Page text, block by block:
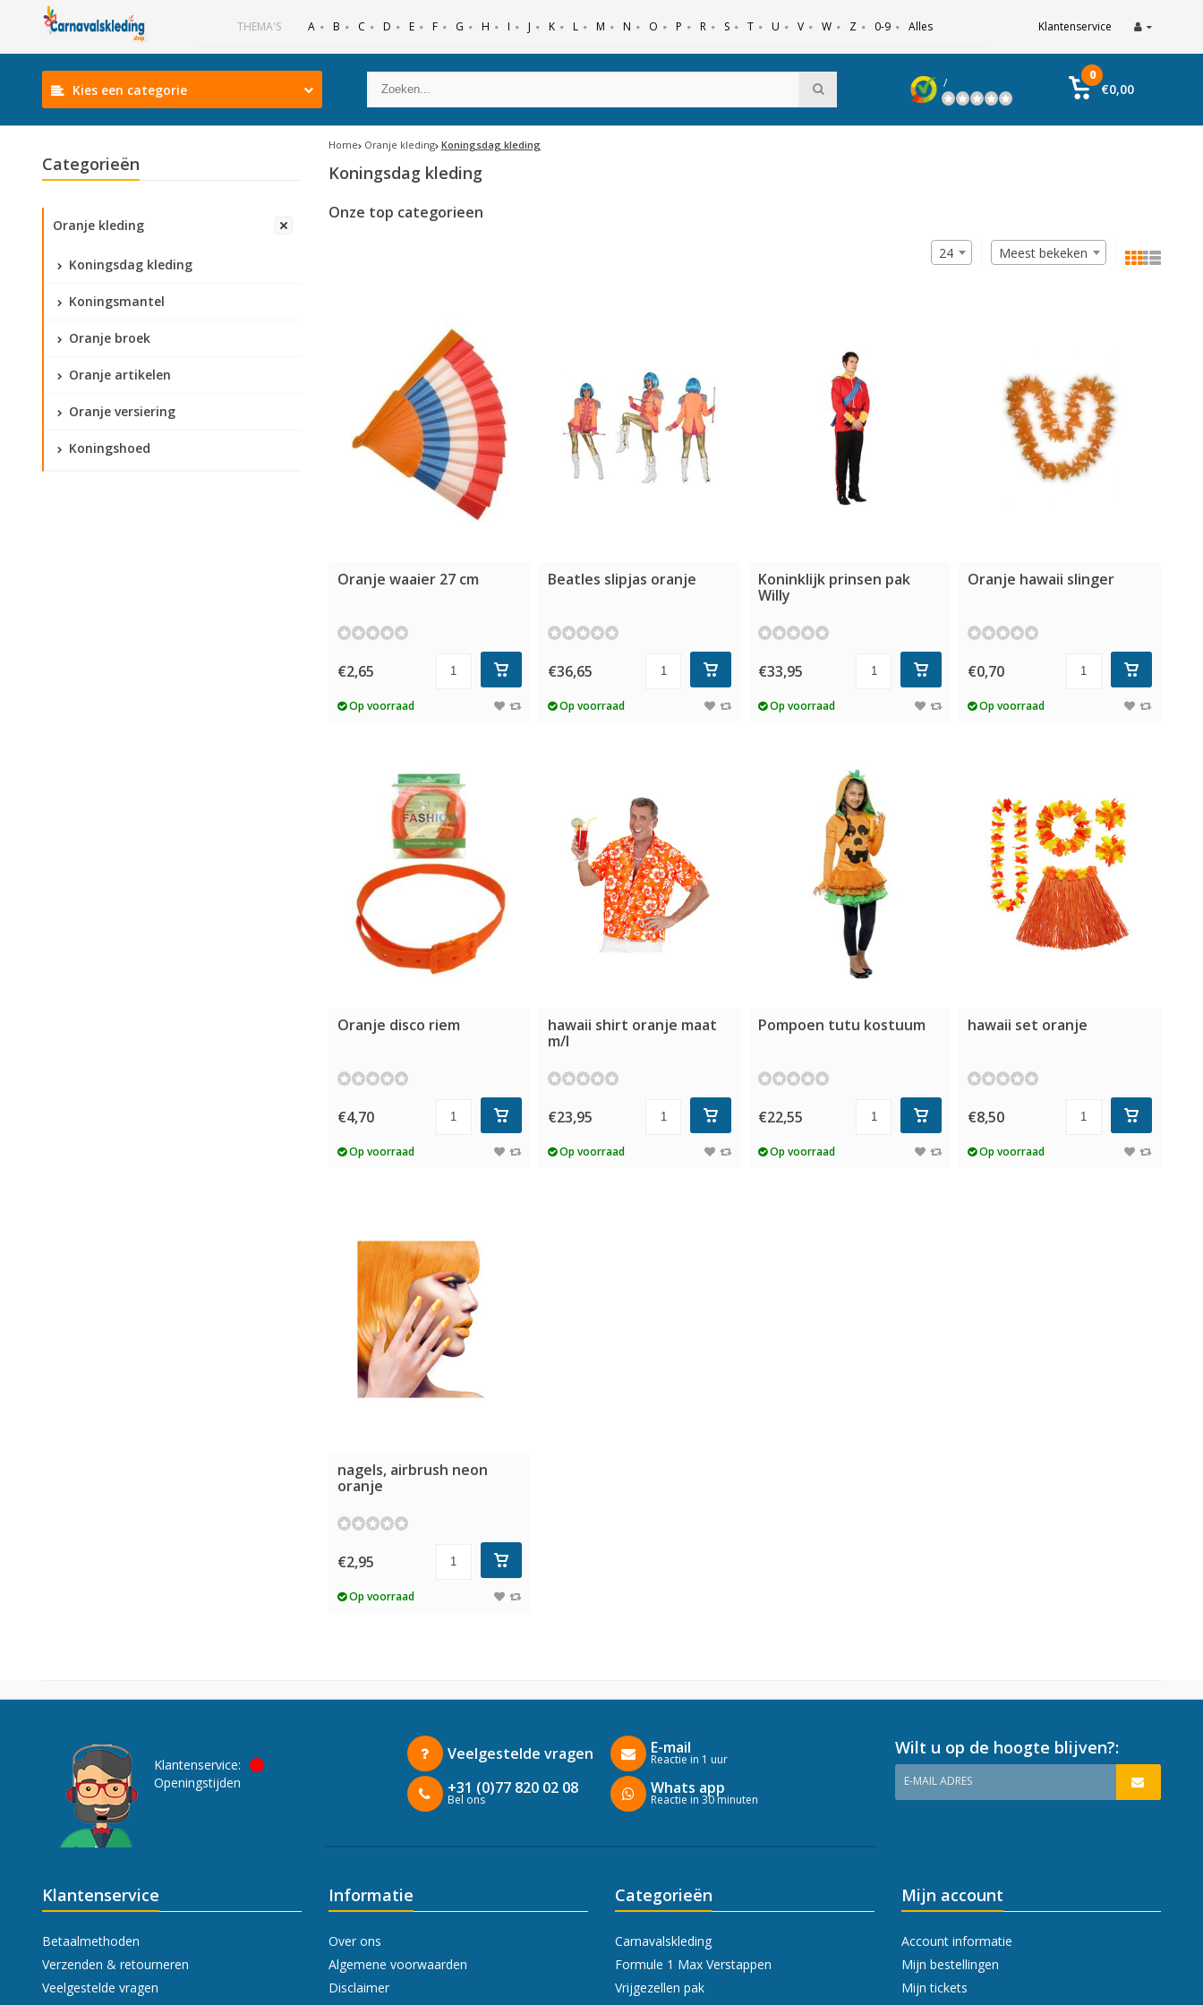
THEMA'S A B C D E F G H I J K L M N O P R S T U V W Z 0-9 Alles Klantenservice
Kies een categorie /
0
€0,00
Categorieën
Oranje kleding
Koningsdag kleding
Koningsmantel
Oranje broek
Oranje artikelen
Oranje versiering
Koningshoed
Home Oranje kleding Koningsdag kleding
Koningsdag kleding
Onze top categorieen
Meest bekeken
24
Oranje waaier 27 cm
€2,65
Op voorraad
Beatles slipjas oranje
€36,65
Op voorraad
Koninklijk prinsen pak
Willy
€33,95
Op voorraad
Oranje hawaii slinger
€0,70
Op voorraad
Oranje disco riem
€4,70
Op voorraad
hawaii shirt oranje maat
m/l
€23,95
Op voorraad
Pompoen tutu kostuum
€22,55
Op voorraad
hawaii set oranje
€8,50
Op voorraad
nagels, airbrush neon
oranje
€2,95
Op voorraad
Klantenservice:
Openingstijden
Veelgestelde vragen
+31 (0)77 820 02 08
Bel ons
E-mail
Reactie in 1 uur
Whats app
Reactie in 30 minuten
Wilt u op de hoogte blijven?:
E-MAIL ADRES
Klantenservice
Betaalmethoden
Verzenden & retourneren
Veelgestelde vragen
Informatie
Over ons
Algemene voorwaarden
Disclaimer
Categorieën
Carnavalskleding
Formule 1 Max Verstappen
Vrijgezellen pak
Mijn account
Account informatie
Mijn bestellingen
Mijn tickets